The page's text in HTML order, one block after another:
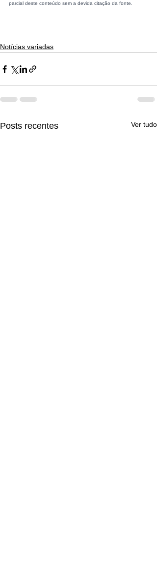
parcial deste conteúdo sem a devida citação da fonte.
Notícias variadas
Posts recentes Ver tudo